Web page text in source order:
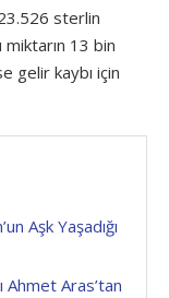
sterlin
13 bin
gelir kaybı için
Aşk Yaşadığı
Ahmet Aras’tan